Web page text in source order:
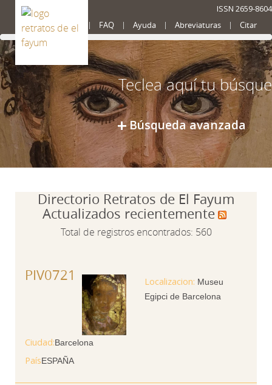
ISSN 2659-8604
Presentación FAQ Ayuda Abreviaturas Citar
Búsqueda avanzada
Directorio Retratos de El Fayum
Actualizados recientemente
Total de registros encontrados: 560
PIV0721
Museu
Egipci de Barcelona
Ciudad Barcelona
PaísESPAÑA